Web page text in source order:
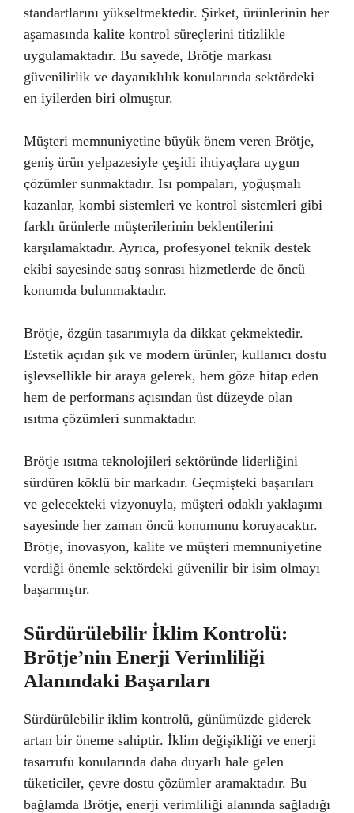
standartlarını yükseltmektedir. Şirket, ürünlerinin her
aşamasında kalite kontrol süreçlerini titizlikle
uygulamaktadır. Bu sayede, Brötje markası
güvenilirlik ve dayanıklılık konularında sektördeki
en iyilerden biri olmuştur.
Müşteri memnuniyetine büyük önem veren Brötje,
geniş ürün yelpazesiyle çeşitli ihtiyaçlara uygun
çözümler sunmaktadır. Isı pompaları, yoğuşmalı
kazanlar, kombi sistemleri ve kontrol sistemleri gibi
farklı ürünlerle müşterilerinin beklentilerini
karşılamaktadır. Ayrıca, profesyonel teknik destek
ekibi sayesinde satış sonrası hizmetlerde de öncü
konumda bulunmaktadır.
Brötje, özgün tasarımıyla da dikkat çekmektedir.
Estetik açıdan şık ve modern ürünler, kullanıcı dostu
işlevsellikle bir araya gelerek, hem göze hitap eden
hem de performans açısından üst düzeyde olan
ısıtma çözümleri sunmaktadır.
Brötje ısıtma teknolojileri sektöründe liderliğini
sürdüren köklü bir markadır. Geçmişteki başarıları
ve gelecekteki vizyonuyla, müşteri odaklı yaklaşımı
sayesinde her zaman öncü konumunu koruyacaktır.
Brötje, inovasyon, kalite ve müşteri memnuniyetine
verdiği önemle sektördeki güvenilir bir isim olmayı
başarmıştır.
Sürdürülebilir İklim Kontrolü:
Brötje’nin Enerji Verimliliği
Alanındaki Başarıları
Sürdürülebilir iklim kontrolü, günümüzde giderek
artan bir öneme sahiptir. İklim değişikliği ve enerji
tasarrufu konularında daha duyarlı hale gelen
tüketiciler, çevre dostu çözümler aramaktadır. Bu
bağlamda Brötje, enerji verimliliği alanında sağladığı